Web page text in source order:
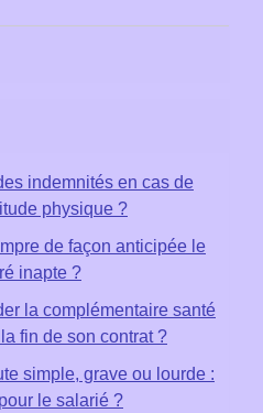
indemnités en cas de
physique ?
de façon anticipée le
inapte ?
la complémentaire santé
fin de son contrat ?
simple, grave ou lourde :
le salarié ?